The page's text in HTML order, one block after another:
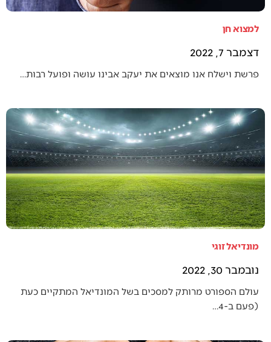
למצוא חן
דצמבר 7, 2022
פרשת וישלח אנו מוצאים את יעקב אבינו עושה ופועל רבות…
מונדיאל זוגי
נובמבר 30, 2022
עולם הספורט מרותק למסכים בשל המונדיאל המתקיים כעת
(פעם ב-4…